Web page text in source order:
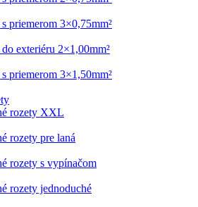
priemerom 3×0,75mm²
exteriéru 2×1,00mm²
priemerom 3×1,50mm²
rozety XXL
rozety pre laná
rozety s vypínačom
rozety jednoduché